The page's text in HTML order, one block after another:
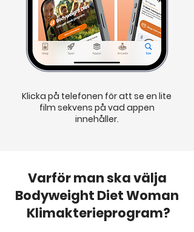
Klicka på telefonen för att se en lite
film sekvens på vad appen
innehåller.
Varför man ska välja
Bodyweight Diet Woman
Klimakterieprogram?